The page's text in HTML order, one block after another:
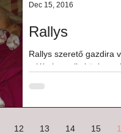
Rallys
Rallys szerető gazdira
találtak a rally közben
Dec 15, 2016
12 13 14 15